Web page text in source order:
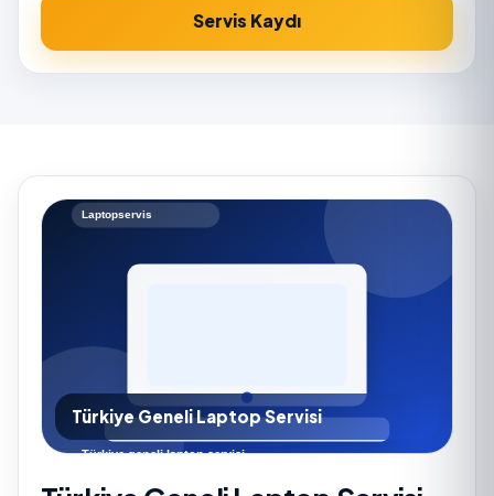
Servis Kaydı
Türkiye Geneli Laptop Servisi